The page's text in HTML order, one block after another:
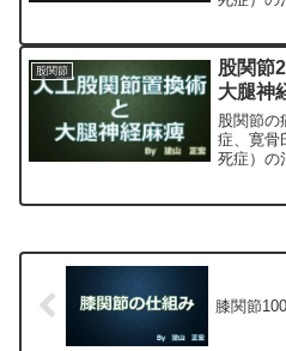
科専門医
正宏が色
股関節
股関節
大腿神
股関節の
症、寛骨
死症）の
膝関節